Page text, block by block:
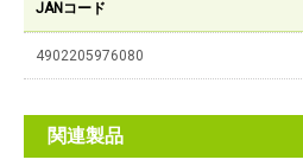
JANコード
4902205976080
関連製品